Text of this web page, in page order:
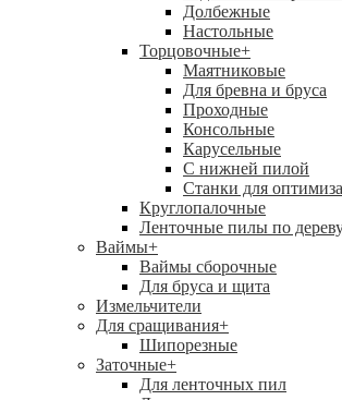
Долбежные
Настольные
Торцовочные+
Маятниковые
Для бревна и бруса
Проходные
Консольные
Карусельные
С нижней пилой
Станки для
Круглопалочные
Ленточные пилы по
Ваймы+
Ваймы сборочные
Для бруса и щита
Измельчители
Для сращивания+
Шипорезные
Заточные+
Для ленточных пил